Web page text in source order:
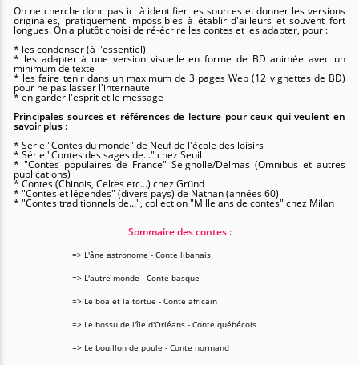
On ne cherche donc pas ici à identifier les sources et donner les versions
originales, pratiquement impossibles à établir d'ailleurs et souvent fort
longues. On a plutôt choisi de ré-écrire les contes et les adapter, pour :
* les condenser (à l'essentiel)
* les adapter à une version visuelle en forme de BD animée avec un
minimum de texte
* les faire tenir dans un maximum de 3 pages Web (12 vignettes de BD)
pour ne pas lasser l'internaute
* en garder l'esprit et le message
Principales sources et références de lecture pour ceux qui veulent en
savoir plus :
* Série "Contes du monde" de Neuf de l'école des loisirs
* Série "Contes des sages de..." chez Seuil
* "Contes populaires de France" Seignolle/Delmas (Omnibus et autres
publications)
* Contes (Chinois, Celtes etc...) chez Gründ
* "Contes et légendes" (divers pays) de Nathan (années 60)
* "Contes traditionnels de...", collection "Mille ans de contes" chez Milan
Sommaire des contes :
=> L'âne astronome - Conte libanais
=> L'autre monde - Conte basque
=> Le boa et la tortue - Conte africain
=> Le bossu de l'île d'Orléans - Conte québécois
=> Le bouillon de poule - Conte normand